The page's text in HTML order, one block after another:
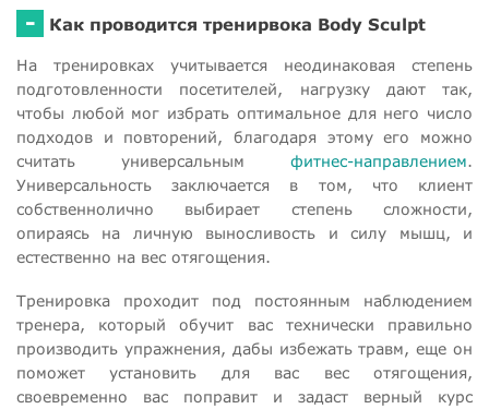
- Как проводится тренирвока Body Sculpt
На тренировках учитывается неодинаковая степень
подготовленности посетителей, нагрузку дают так,
чтобы любой мог избрать оптимальное для него число
подходов и повторений, благодаря этому его можно
считать универсальным фитнес-направлением.
Универсальность заключается в том, что клиент
собственнолично выбирает степень сложности,
опираясь на личную выносливость и силу мышц, и
естественно на вес отягощения.
Тренировка проходит под постоянным наблюдением
тренера, который обучит вас технически правильно
производить упражнения, дабы избежать травм, еще он
поможет установить для вас вес отягощения,
своевременно вас поправит и задаст верный курс